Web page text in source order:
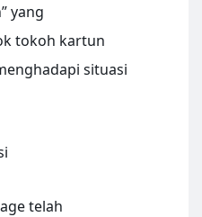
yang
tokoh kartun
situasi
telah